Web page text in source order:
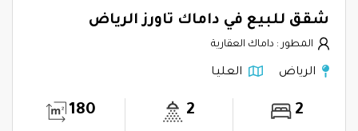
شقق للبيع في داماك تاورز الرياض
المطور : داماك العقارية
الرياض العليـا
2
2
180